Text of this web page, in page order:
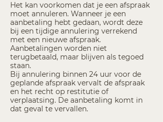
Het kan voorkomen dat je een afspraak
moet annuleren. Wanneer je een
aanbetaling hebt gedaan, wordt deze
bij een tijdige annulering verrekend
met een nieuwe afspraak.
Aanbetalingen worden niet
terugbetaald, maar blijven als tegoed
staan.
Bij annulering binnen 24 uur voor de
geplande afspraak vervalt de afspraak
en het recht op restitutie of
verplaatsing. De aanbetaling komt in
dat geval te vervallen.